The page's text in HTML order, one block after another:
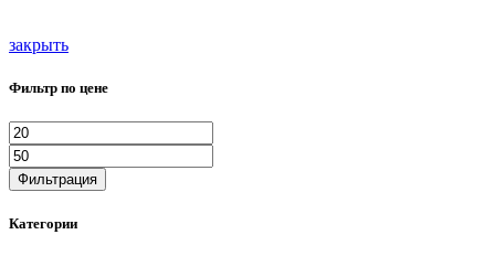
закрыть
Фильтр по цене
Минимальная
цена
цена
Фильтрация
Категории